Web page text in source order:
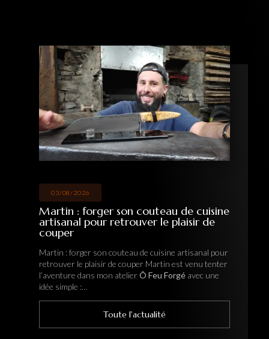
son couteau de cuisine
retrouver le plaisir de
couteau de cuisine artisanal pour
de couper Martin est venu tenter
mon atelierÔ Feu Forgé avec une
Hervé : une
forge pour
Hervé : une
fabriquer son
mon atelier